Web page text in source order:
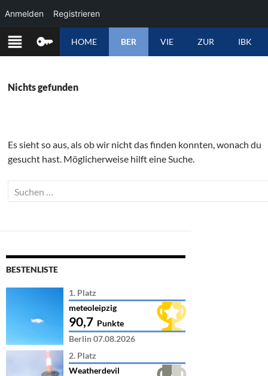
ZUM
INHALT
HOME BER VIE ZUR IBK
Nichts gefunden
Es sieht so aus, als ob wir nicht das finden konnten, wonach du
gesucht hast. Möglicherweise hilft eine Suche.
Suchen
nach:
BESTENLISTE
1. Platz
meteoleipzig
90,7 Punkte
Berlin 07.08.2026
2. Platz
Weatherdevil
Anmelden Registrieren